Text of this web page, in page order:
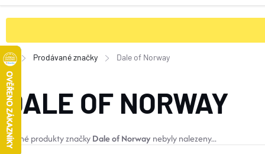
Domů
Prodávané značky Dale of Norway
DALE OF NORWAY
Žádné produkty značkyDale of Norwaynebyly nalezeny...